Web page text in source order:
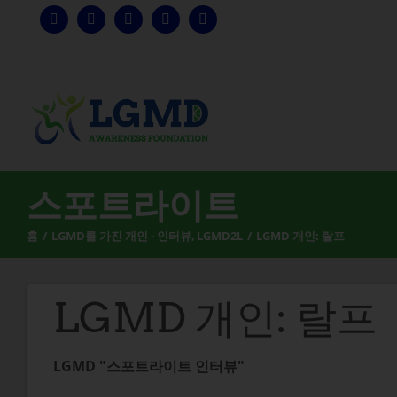
스포트라이트
홈 LGMD를 가진 개인 - 인터뷰 LGMD2L LGMD 개인: 랄프
LGMD 개인: 랄프
LGMD "스포트라이트 인터뷰"